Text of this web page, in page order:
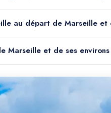
au départ de Marseille et
Marseille et de ses